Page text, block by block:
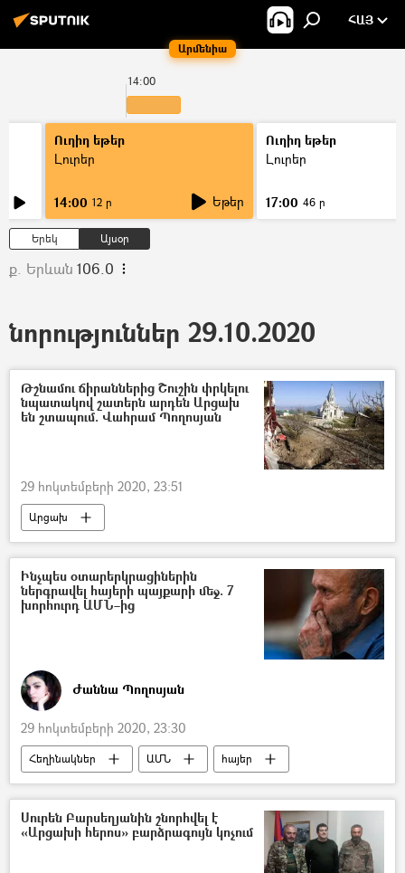
Արմենիա
ՀԱՅ
14:00
Ուղիղ եթեր
Լուրեր
14:00 12 ր Եթեր
Ուղիղ եթեր
Լուրեր
17:00 46 ր
Երեկ Այսօր
ք. Երևան 106.0
նորություններ 29.10.2020
Թշնամու ճիրաններից Շուշին փրկելու
նպատակով շատերն արդեն Արցախ
են շտապում. Վահրամ Պողոսյան
29 հոկտեմբերի 2020, 23:51
Արցախ
Ադրբեջանական ագրեսիան Արցախում - 2020
Ինչպես օտարերկրացիներին
ներգրավել հայերի պայքարի մեջ. 7
խորհուրդ ԱՄՆ–ից
Ժաննա Պողոսյան
29 հոկտեմբերի 2020, 23:30
Հեղինակներ ԱՄՆ
հայեր
Պատերազմ
Սուրեն Բարսեղյանին շնորհվել է
«Արցախի հերոս» բարձրագույն կոչում